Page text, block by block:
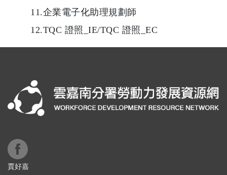
11.企業電子化助理規劃師
12.TQC 證照_IE/TQC 證照_EC
賈好嘉